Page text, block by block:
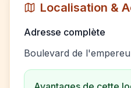
Localisation &
Adresse complète
Boulevard de